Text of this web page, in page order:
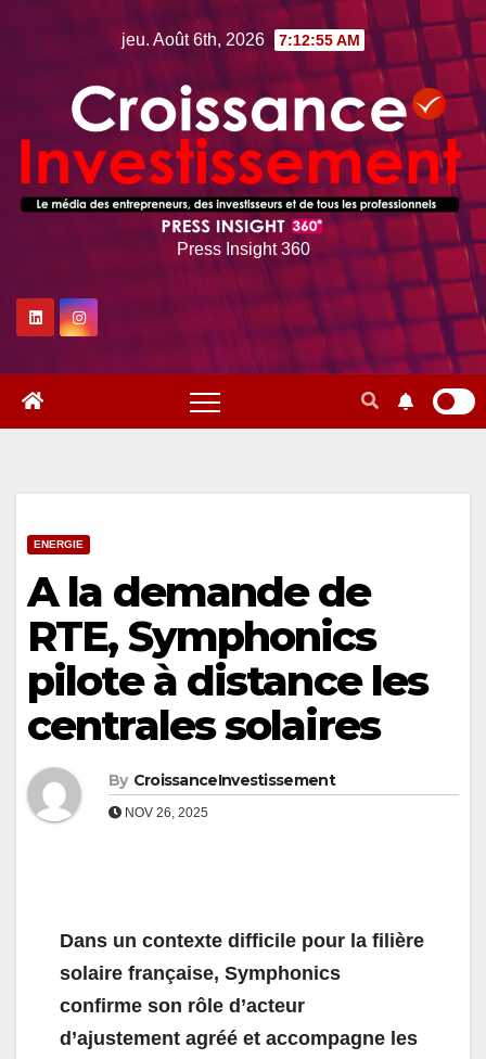
jeu. Août 6th, 2026 7:12:56 AM
Press Insight 360
ENERGIE
A la demande de
RTE, Symphonics
pilote à distance les
centrales solaires
By CroissanceInvestissement
NOV 26, 2025
Dans un contexte difficile pour la filière
solaire française, Symphonics
confirme son rôle d’acteur
d’ajustement agréé et accompagne les